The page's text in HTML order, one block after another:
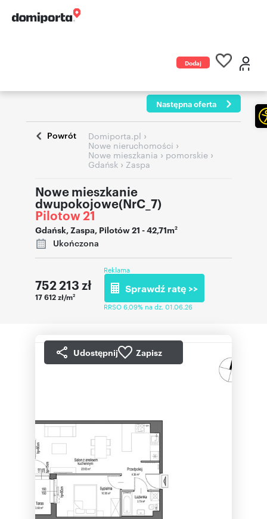
Dodaj
Następna oferta
Powrót Domiporta.pl ›
Nowe nieruchomości ›
Nowe mieszkania › pomorskie ›
Gdańsk › Zaspa
Nowe mieszkanie
dwupokojowe(NrC_7)
Pilotow 21
Gdańsk,Zaspa, Pilotów 21 - 42,71m2
Ukończona
752 213 zł
17 612 zł/m2
Reklama
Sprawdź ratę >>
RRSO 6,09% na dz. 01.06.26
Udostępnij Zapisz